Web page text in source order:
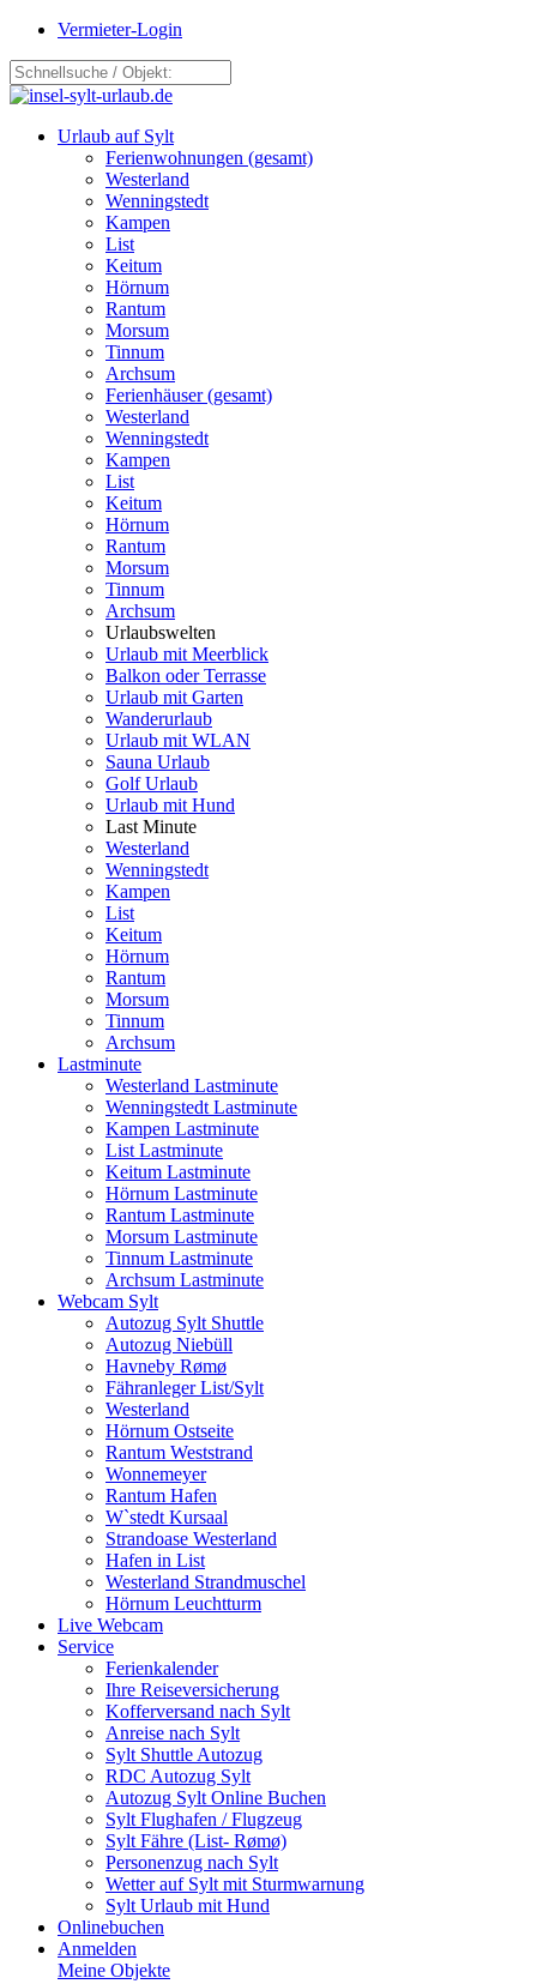
Vermieter-Login
Urlaub auf Sylt
Ferienwohnungen (gesamt)
Westerland
Wenningstedt
Kampen
List
Keitum
Hörnum
Rantum
Morsum
Tinnum
Archsum
Ferienhäuser (gesamt)
Westerland
Wenningstedt
Kampen
List
Keitum
Hörnum
Rantum
Morsum
Tinnum
Archsum
Urlaubswelten
Urlaub mit Meerblick
Balkon oder Terrasse
Urlaub mit Garten
Wanderurlaub
Urlaub mit WLAN
Sauna Urlaub
Golf Urlaub
Urlaub mit Hund
Last Minute
Westerland
Wenningstedt
Kampen
List
Keitum
Hörnum
Rantum
Morsum
Tinnum
Archsum
Lastminute
Westerland Lastminute
Wenningstedt Lastminute
Kampen Lastminute
List Lastminute
Keitum Lastminute
Hörnum Lastminute
Rantum Lastminute
Morsum Lastminute
Tinnum Lastminute
Archsum Lastminute
Webcam Sylt
Autozug Sylt Shuttle
Autozug Niebüll
Havneby Rømø
Fähranleger List/Sylt
Westerland
Hörnum Ostseite
Rantum Weststrand
Wonnemeyer
Rantum Hafen
W`stedt Kursaal
Strandoase Westerland
Hafen in List
Westerland Strandmuschel
Hörnum Leuchtturm
Live Webcam
Service
Ferienkalender
Ihre Reiseversicherung
Kofferversand nach Sylt
Anreise nach Sylt
Sylt Shuttle Autozug
RDC Autozug Sylt
Autozug Sylt Online Buchen
Sylt Flughafen / Flugzeug
Sylt Fähre (List- Rømø)
Personenzug nach Sylt
Wetter auf Sylt mit Sturmwarnung
Sylt Urlaub mit Hund
Onlinebuchen
Anmelden
Meine Objekte